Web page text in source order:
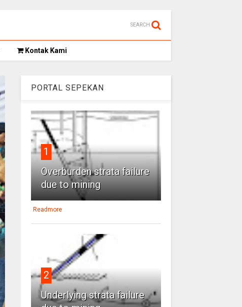
SEARCH
Kontak Kami
PORTAL SEPEKAN
1
Overburden strata failure
due to mining
Readmore
2
Underlying strata failure